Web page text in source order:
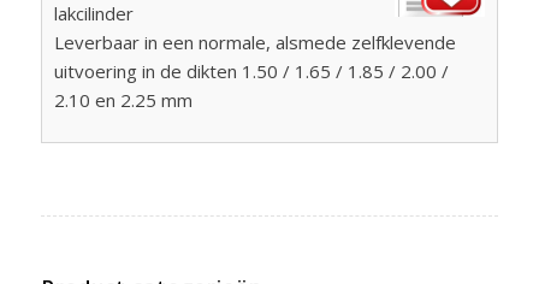
lakcilinder
Leverbaar in een normale, alsmede zelfklevende
uitvoering in de dikten 1.50 / 1.65 / 1.85 / 2.00 /
2.10 en 2.25 mm